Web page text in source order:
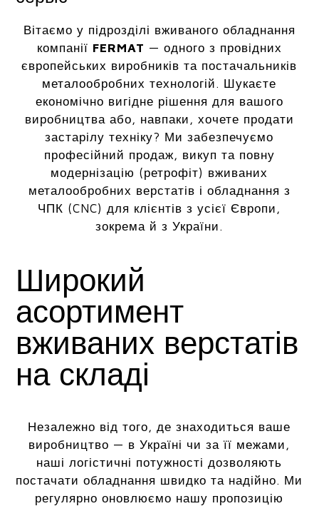
Вітаємо у підрозділі вживаного обладнання
компанії FERMAT — одного з провідних
європейських виробників та постачальників
металообробних технологій. Шукаєте
економічно вигідне рішення для вашого
виробництва або, навпаки, хочете продати
застарілу техніку? Ми забезпечуємо
професійний продаж, викуп та повну
модернізацію (ретрофіт) вживаних
металообробних верстатів і обладнання з
ЧПК (CNC) для клієнтів з усієї Європи,
зокрема й з України.
Широкий
асортимент
вживаних верстатів
на складі
Незалежно від того, де знаходиться ваше
виробництво — в Україні чи за її межами,
наші логістичні потужності дозволяють
постачати обладнання швидко та надійно. Ми
регулярно оновлюємо нашу пропозицію